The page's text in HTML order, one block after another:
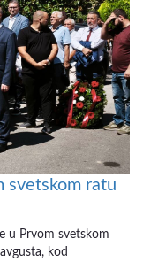
svetskom ratu
u Prvom svetskom
kod